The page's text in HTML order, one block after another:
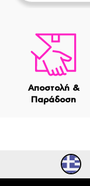
Αποστολή &
Παράδοση